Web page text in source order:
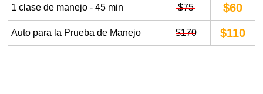
1 clase de manejo - 45 min $75 $60
Auto para la Prueba de Manejo $170 $110